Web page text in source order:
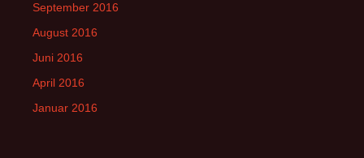
September 2016
August 2016
Juni 2016
April 2016
Januar 2016